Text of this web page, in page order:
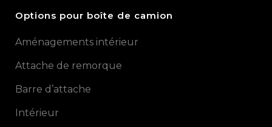
Options pour boîte de camion
Aménagements intérieur
Attache de remorque
Barre d’attache
Intérieur